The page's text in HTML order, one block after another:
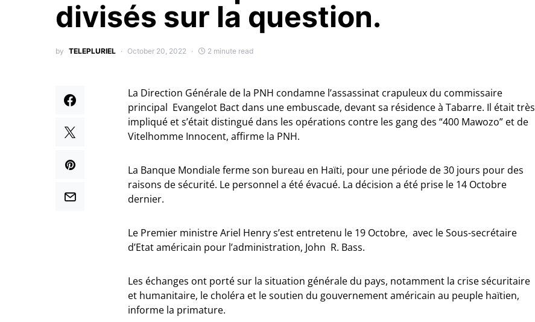
divisés sur la question.
by TELEPLURIEL October 20, 2022 2 minute read
La Direction Générale de la PNH condamne l’assassinat crapuleux du commissaire
principal Evangelot Bact dans une embuscade, devant sa résidence à Tabarre. Il était très
impliqué et s’était distingué dans les opérations contre les gang des “400 Mawozo” et de
Vitelhomme Innocent, affirme la PNH.
La Banque Mondiale ferme son bureau en Haïti, pour une période de 30 jours pour des
raisons de sécurité. Le personnel a été évacué. La décision a été prise le 14 Octobre
dernier.
Le Premier ministre Ariel Henry s’est entretenu le 19 Octobre, avec le Sous-secrétaire
d’Etat américain pour l’administration, John R. Bass.
Les échanges ont porté sur la situation générale du pays, notamment la crise sécuritaire
et humanitaire, le choléra et le soutien du gouvernement américain au peuple haïtien,
informe la primature.